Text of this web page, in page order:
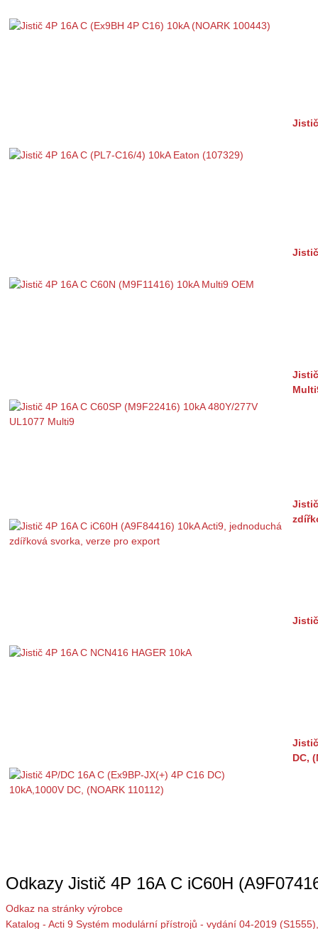
Jistič
Jistič
Jistič
Jistič
Jistič
DC,
Odkazy Jistič 4P 16A C iC60H
Odkaz na stránky výrobce
Katalog - Acti 9 Systém modulární přístrojů - vydání 04-2019